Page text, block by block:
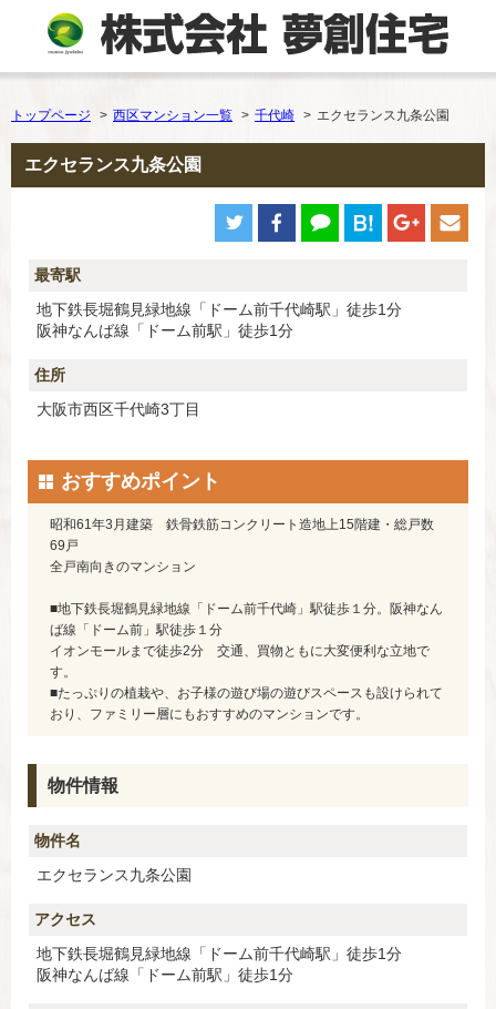
トップページ 西区マンション一覧 千代崎 エクセランス九条公園
エクセランス九条公園
最寄駅
地下鉄長堀鶴見緑地線「ドーム前千代崎駅」徒歩1分
阪神なんば線「ドーム前駅」徒歩1分
住所
大阪市西区千代崎3丁目
おすすめポイント
昭和61年3月建築 鉄骨鉄筋コンクリート造地上15階建・総戸数
69戸
全戸南向きのマンション
■地下鉄長堀鶴見緑地線「ドーム前千代崎」駅徒歩１分。阪神なん
ば線「ドーム前」駅徒歩１分
イオンモールまで徒歩2分 交通、買物ともに大変便利な立地で
す。
■たっぷりの植栽や、お子様の遊び場の遊びスペースも設けられて
おり、ファミリー層にもおすすめのマンションです。
物件情報
物件名
エクセランス九条公園
アクセス
地下鉄長堀鶴見緑地線「ドーム前千代崎駅」徒歩1分
阪神なんば線「ドーム前駅」徒歩1分